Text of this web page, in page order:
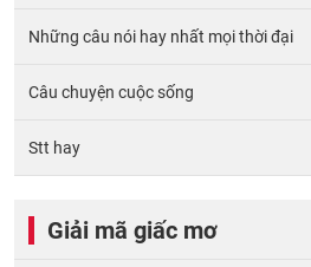
Những câu nói hay nhất mọi thời đại
Câu chuyện cuộc sống
Stt hay
Giải mã giấc mơ